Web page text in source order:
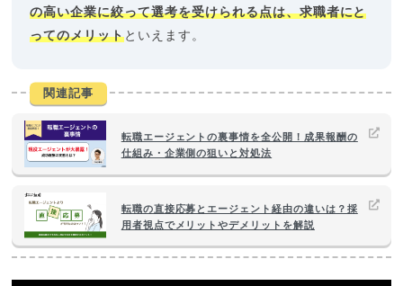
の高い企業に絞って選考を受けられる点は、求職者にと
ってのメリットといえます。
関連記事
転職エージェントの裏事情を全公開！成果報酬の
仕組み・企業側の狙いと対処法
転職の直接応募とエージェント経由の違いは？採
用者視点でメリットやデメリットを解説